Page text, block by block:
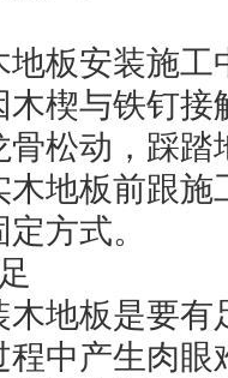
板安装施工
楔与铁钉
松动，踩踏
地板前跟
方式。
地板是要有
中产生肉眼